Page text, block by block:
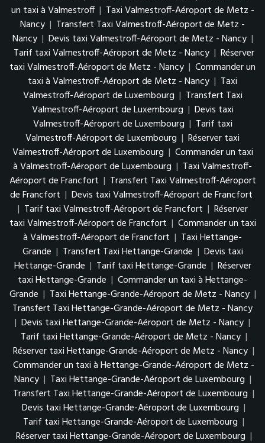
un taxi à Valmestroff | Taxi Valmestroff-Aéroport de Metz -
Nancy | Transfert Taxi Valmestroff-Aéroport de Metz -
Nancy | Devis taxi Valmestroff-Aéroport de Metz - Nancy |
Tarif taxi Valmestroff-Aéroport de Metz - Nancy | Réserver
taxi Valmestroff-Aéroport de Metz - Nancy | Commander un
taxi à Valmestroff-Aéroport de Metz - Nancy | Taxi
Valmestroff-Aéroport de Luxembourg | Transfert Taxi
Valmestroff-Aéroport de Luxembourg | Devis taxi
Valmestroff-Aéroport de Luxembourg | Tarif taxi
Valmestroff-Aéroport de Luxembourg | Réserver taxi
Valmestroff-Aéroport de Luxembourg | Commander un taxi
à Valmestroff-Aéroport de Luxembourg | Taxi Valmestroff-
Aéroport de Francfort | Transfert Taxi Valmestroff-Aéroport
de Francfort | Devis taxi Valmestroff-Aéroport de Francfort
| Tarif taxi Valmestroff-Aéroport de Francfort | Réserver
taxi Valmestroff-Aéroport de Francfort | Commander un taxi
à Valmestroff-Aéroport de Francfort | Taxi Hettange-
Grande | Transfert Taxi Hettange-Grande | Devis taxi
Hettange-Grande | Tarif taxi Hettange-Grande | Réserver
taxi Hettange-Grande | Commander un taxi à Hettange-
Grande | Taxi Hettange-Grande-Aéroport de Metz - Nancy |
Transfert Taxi Hettange-Grande-Aéroport de Metz - Nancy
| Devis taxi Hettange-Grande-Aéroport de Metz - Nancy |
Tarif taxi Hettange-Grande-Aéroport de Metz - Nancy |
Réserver taxi Hettange-Grande-Aéroport de Metz - Nancy |
Commander un taxi à Hettange-Grande-Aéroport de Metz -
Nancy | Taxi Hettange-Grande-Aéroport de Luxembourg |
Transfert Taxi Hettange-Grande-Aéroport de Luxembourg |
Devis taxi Hettange-Grande-Aéroport de Luxembourg |
Tarif taxi Hettange-Grande-Aéroport de Luxembourg |
Réserver taxi Hettange-Grande-Aéroport de Luxembourg |